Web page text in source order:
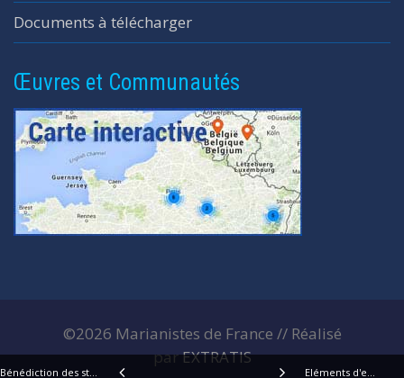
Bénédiction des statues des Fondateurs Eléments d'enquête
Documents à télécharger
Œuvres et Communautés
©2026 Marianistes de France // Réalisé
parEXTRATIS